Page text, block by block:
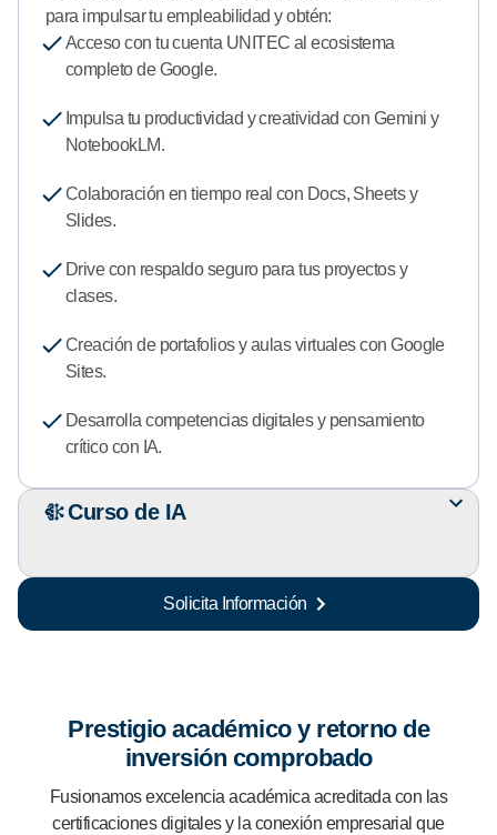
para impulsar tu empleabilidad y obtén:
Acceso con tu cuenta UNITEC al ecosistema
completo de Google.
Impulsa tu productividad y creatividad con Gemini y
NotebookLM.
Colaboración en tiempo real con Docs, Sheets y
Slides.
Drive con respaldo seguro para tus proyectos y
clases.
Creación de portafolios y aulas virtuales con Google
Sites.
Desarrolla competencias digitales y pensamiento
crítico con IA.
Curso de IA
Solicita Información
Prestigio académico y retorno de
inversión comprobado
Fusionamos excelencia académica acreditada con las
certificaciones digitales y la conexión empresarial que